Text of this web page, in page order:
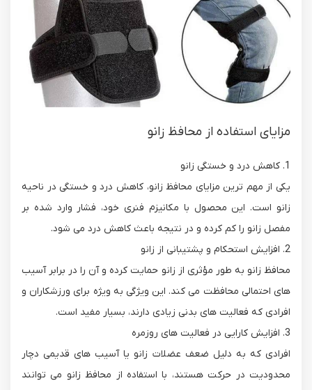
مزایای استفاده از محافظ زانو
1. کاهش درد و خستگی زانو
یکی از مهم ترین مزایای محافظ زانو، کاهش درد و خستگی در ناحیه
زانو است. این محصول با مکانیزم فنری خود، فشار وارد شده بر
مفصل زانو را کم کرده و در نتیجه باعث کاهش درد می شود.
2. افزایش استحکام و پشتیبانی از زانو
محافظ زانو به طور مؤثری از زانو حمایت کرده و آن را در برابر آسیب
های احتمالی محافظت می کند. این ویژگی به ویژه برای ورزشکاران و
افرادی که فعالیت های بدنی زیادی دارند، بسیار مفید است.
3. افزایش کارایی در فعالیت های روزمره
افرادی که به دلیل ضعف عضلات زانو یا آسیب های قدیمی دچار
محدودیت در حرکت هستند، با استفاده از محافظ زانو می توانند